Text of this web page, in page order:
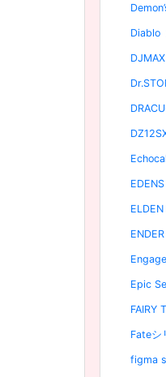
Diablo
DJMAX
ELDEN
Epic
FAIRY
Fateシ
figma